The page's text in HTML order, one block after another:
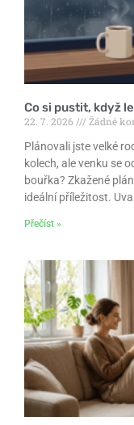
Co si pustit, když
22. 7. 2026
Žádné
Plánovali jste velké
kolech, ale venku se
bouřka? Zkažené
ideální příležitost.
Přečíst »